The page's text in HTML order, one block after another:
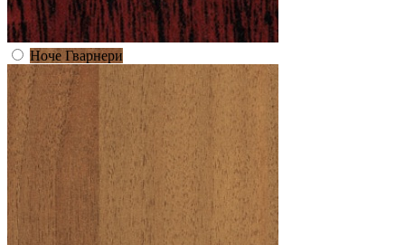
Ноче Гварнери